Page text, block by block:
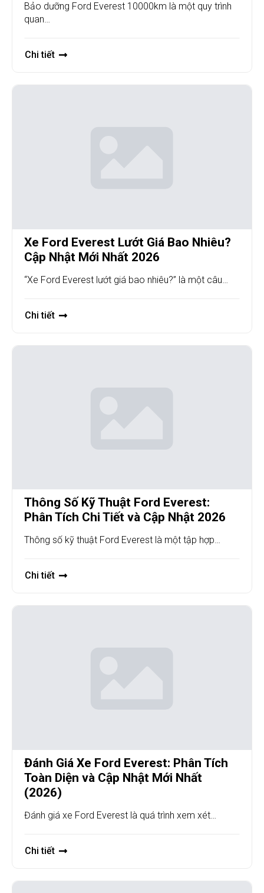
Bảo dưỡng Ford Everest 10000km là một quy trình
quan…
Chi tiết
Xe Ford Everest Lướt Giá Bao Nhiêu?
Cập Nhật Mới Nhất 2026
“Xe Ford Everest lướt giá bao nhiêu?” là một câu…
Chi tiết
Thông Số Kỹ Thuật Ford Everest:
Phân Tích Chi Tiết và Cập Nhật 2026
Thông số kỹ thuật Ford Everest là một tập hợp…
Chi tiết
Đánh Giá Xe Ford Everest: Phân Tích
Toàn Diện và Cập Nhật Mới Nhất
(2026)
Đánh giá xe Ford Everest là quá trình xem xét…
Chi tiết